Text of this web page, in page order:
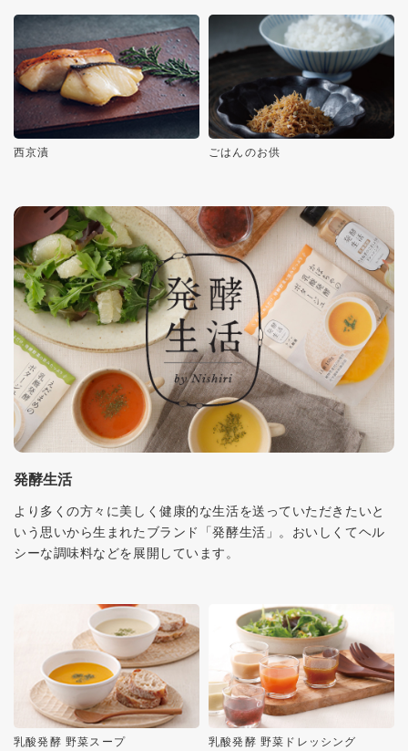
西京漬 ごはんのお供
発酵生活
より多くの方々に美しく健康的な生活を送っていただきたいと
いう思いから生まれたブランド「発酵生活」。おいしくてヘル
シーな調味料などを展開しています。
乳酸発酵 野菜スープ 乳酸発酵 野菜ドレッシング